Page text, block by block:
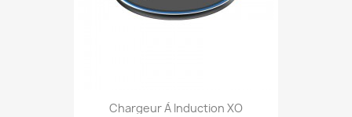
Chargeur À Induction XO